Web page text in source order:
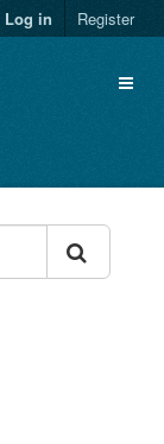
Log in Register